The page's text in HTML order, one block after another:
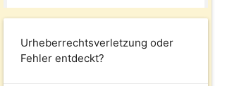
Urheberrechtsverletzung oder
Fehler entdeckt?